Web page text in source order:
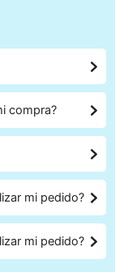
compra?
mi pedido?
mi pedido?